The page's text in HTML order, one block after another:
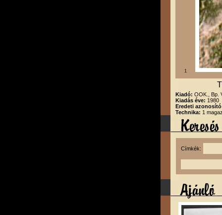
1
Kiadó: OOK., Bp.
Kiadás éve: 1980
Eredeti
Technika: 1
Címkék: